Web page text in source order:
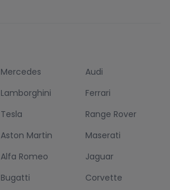
Mercedes
Audi
Lamborghini
Ferrari
Tesla
Range Rover
Aston Martin
Maserati
Alfa Romeo
Jaguar
Bugatti Corvette